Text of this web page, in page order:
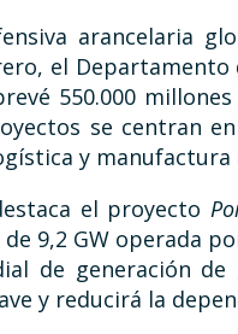
arancelaria
el
550.000
se centran
y manufactura
el proyecto
9,2 GW operada
de generación
y reducirá la